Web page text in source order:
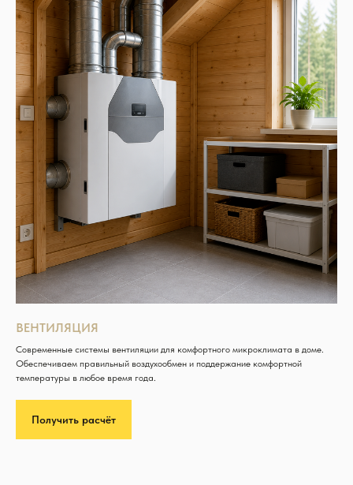
ВЕНТИЛЯЦИЯ
Современные системы вентиляции для комфортного микроклимата в доме.
Обеспечиваем правильный воздухообмен и поддержание комфортной
температуры в любое время года.
Получить расчёт